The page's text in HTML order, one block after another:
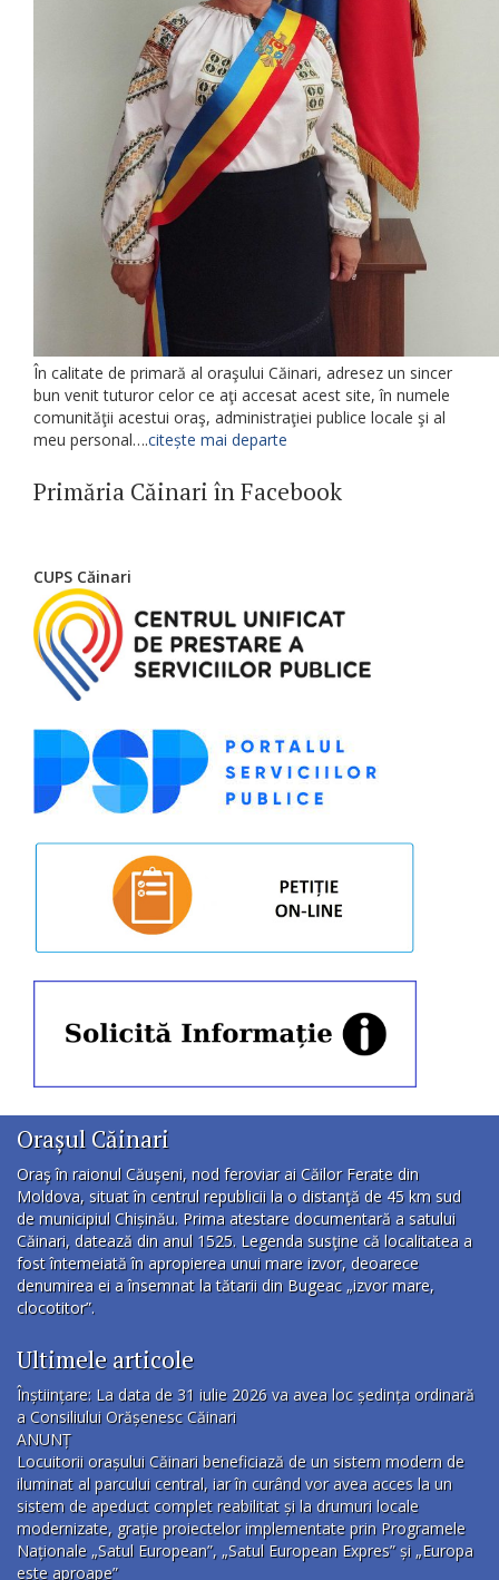
În calitate de primară al oraşului Căinari, adresez un sincer
bun venit tuturor celor ce aţi accesat acest site, în numele
comunităţii acestui oraş, administraţiei publice locale şi al
meu personal….citește mai departe
Primăria Căinari în Facebook
CUPS Căinari
Orașul Căinari
Oraş în raionul Căuşeni, nod feroviar ai Căilor Ferate din
Moldova, situat în centrul republicii la o distanţă de 45 km sud
de municipiul Chișinău. Prima atestare documentară a satului
Căinari, datează din anul 1525. Legenda susţine că localitatea a
fost întemeiată în apropierea unui mare izvor, deoarece
denumirea ei a însemnat la tătarii din Bugeac „izvor mare,
clocotitor”.
Ultimele articole
Înștiințare: La data de 31 iulie 2026 va avea loc ședința ordinară
a Consiliului Orășenesc Căinari
ANUNȚ
Locuitorii orașului Căinari beneficiază de un sistem modern de
iluminat al parcului central, iar în curând vor avea acces la un
sistem de apeduct complet reabilitat și la drumuri locale
modernizate, grație proiectelor implementate prin Programele
Naționale „Satul European”, „Satul European Expres” și „Europa
este aproape”